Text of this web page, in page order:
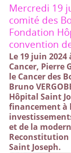
Mercredi 19
comité des
Fondation
convention
Le 19 juin
Cancer, Pierre
le Cancer des
Bruno
Hôpital Saint
financement à
et de la
Reconstitution
Saint Joseph.